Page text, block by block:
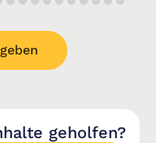
geholfen?